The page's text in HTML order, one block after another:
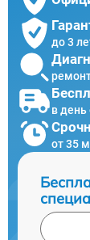
до 3
в
от 35